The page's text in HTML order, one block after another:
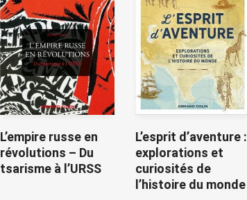
L’empire russe en
révolutions – Du
tsarisme à l’URSS
L’esprit d’aventure :
explorations et
curiosités de
l’histoire du monde